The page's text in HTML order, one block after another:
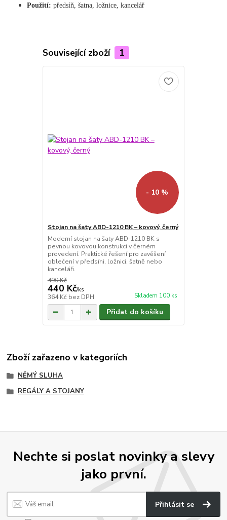
Použití: předsíň, šatna, ložnice, kancelář
Související zboží 1
- 10 %
Stojan na šaty ABD-1210 BK – kovový, černý
Moderní stojan na šaty ABD-1210 BK s
pevnou kovovou konstrukcí v černém
provedení. Praktické řešení pro zavěšení
oblečení v předsíni, ložnici, šatně nebo
kanceláři.
490 Kč
440 Kč/ks
364 Kč bez DPH Skladem 100 ks
Přidat do košíku
Zboží zařazeno v kategoriích
NĚMÝ SLUHA
REGÁLY A STOJANY
Nechte si poslat novinky a slevy
jako první.
Přihlásit se